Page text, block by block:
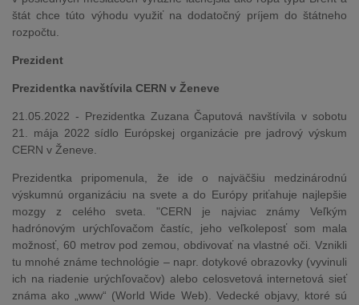
štát chce túto výhodu využiť na dodatočný príjem do štátneho
rozpočtu.
Prezident
Prezidentka navštívila CERN v Ženeve
21.05.2022 - Prezidentka Zuzana Čaputová navštívila v sobotu
21. mája 2022 sídlo Európskej organizácie pre jadrový výskum
CERN v Ženeve.
Prezidentka pripomenula, že ide o najväčšiu medzinárodnú
výskumnú organizáciu na svete a do Európy priťahuje najlepšie
mozgy z celého sveta. "CERN je najviac známy Veľkým
hadrónovým urýchľovačom častíc, jeho veľkoleposť som mala
možnosť, 60 metrov pod zemou, obdivovať na vlastné oči. Vznikli
tu mnohé známe technológie – napr. dotykové obrazovky (vyvinuli
ich na riadenie urýchľovačov) alebo celosvetová internetová sieť
známa ako „www“ (World Wide Web). Vedecké objavy, ktoré sú